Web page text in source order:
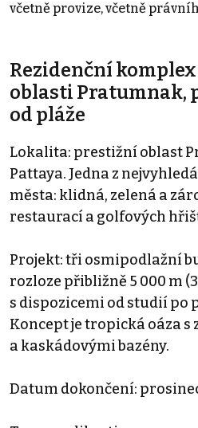
včetně provize, včetně
Rezidenční
oblasti Pratumnak,
od pláže
Lokalita: prestižní oblast
Pattaya. Jedna z
města: klidná, zelená a
restaurací a golfových
Projekt: tři osmipodlažní
rozloze přibližně 5 000 m
s dispozicemi od studií po
Koncept je tropická oáza
a kaskádovými bazény.
Datum dokončení: